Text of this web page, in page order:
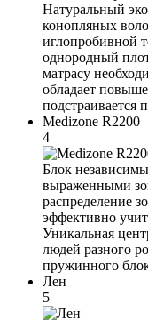
Натуральный
конопляных
иглопробивной
однородный
матрасу
обладает
подстраивается
Medizone R2200
4
Блок
выраженными
распределение
эффективно
Уникальная
людей разного
пружинного
Лен
5